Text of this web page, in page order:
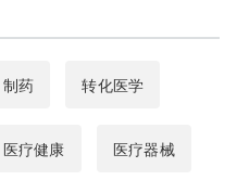
制药 转化医学
医疗健康 医疗器械